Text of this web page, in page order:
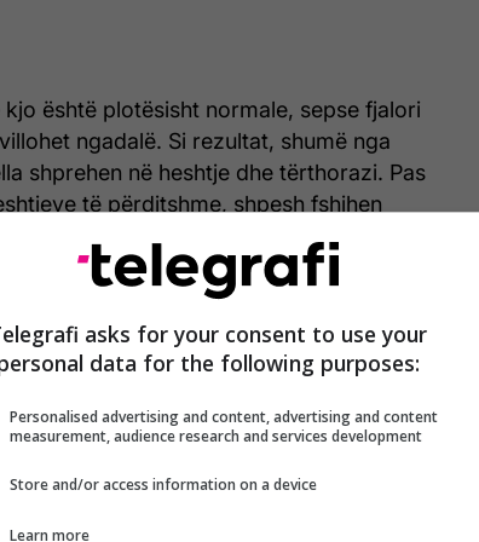
është plotësisht normale, sepse fjalori
ngadalë. Si rezultat, shumë nga
shprehen në heshtje dhe tërthorazi. Pas
të përditshme, shpesh fshihen
nuk mund t’i shprehin.
pastaj zgjidh problemin
shtëpi i mërzitur për një grindje me një
në shkollë, prindërit instinktivisht
fëmijët shpesh nuk kërkojnë
kanë nevojë për dikë që t'i dëgjojë se si
ta "rregullojnë" situatën. Të ndihesh i
qetësuese sesa të thuash: "Ja çfarë duhet
asks for your consent to use your
data for the following purposes:
Personalised advertising and content, advertising and content
measurement, audience research and services development
Store and/or access information on a device
Learn more